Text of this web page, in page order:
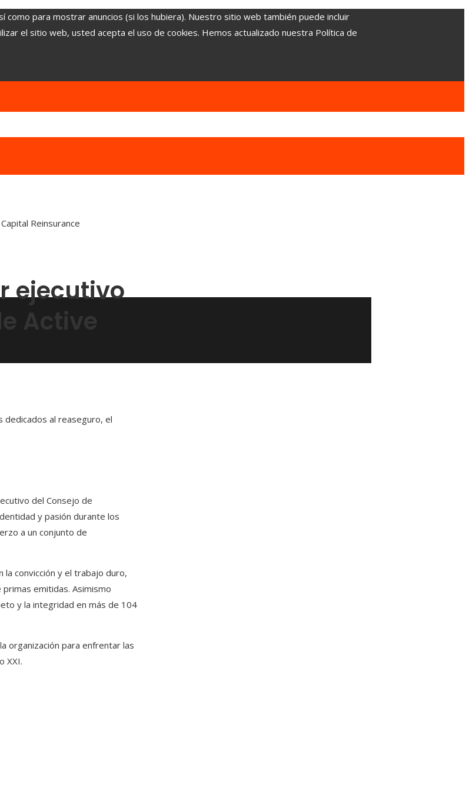
para mostrar anuncios (si los hubiera). Nuestro sitio web también puede incluir
el sitio web, usted acepta el uso de cookies. Hemos actualizado nuestra Política de
Reinsurance
ejecutivo
Active
dedicados al reaseguro, el
del Consejo de
y pasión durante los
a un conjunto de
la convicción y el trabajo duro,
emitidas. Asimismo
y la integridad en más de 104
organización para enfrentar las
XXI.